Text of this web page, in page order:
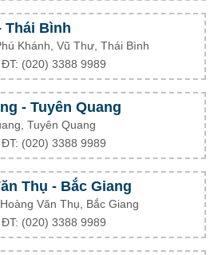
Thái Bình
Khánh, Vũ Thư, Thái Bình
(020) 3388 9989
- Tuyên Quang
Tuyên Quang
(020) 3388 9989
Thụ - Bắc Giang
Văn Thụ, Bắc Giang
(020) 3388 9989